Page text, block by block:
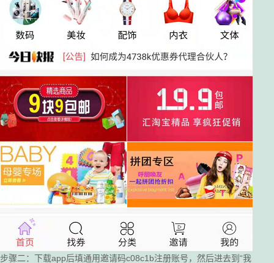
步骤二：下载app后填通用邀请码c08c1b注册账号，然后进去到“我